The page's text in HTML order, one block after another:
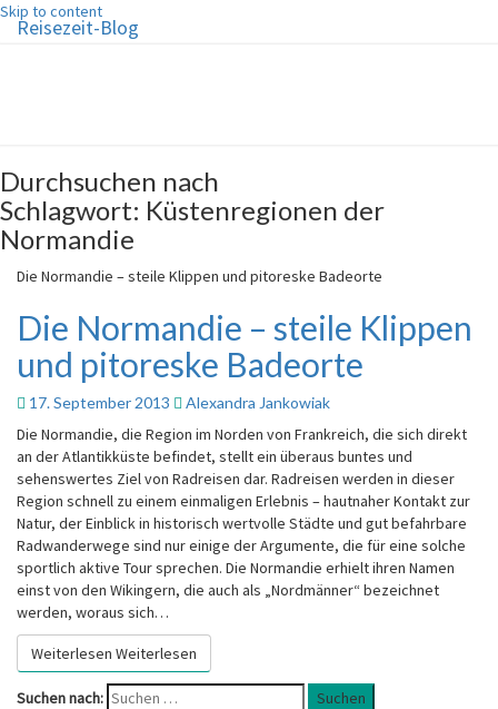
Skip to content
Reisezeit-Blog
Durchsuchen nach
Schlagwort: Küstenregionen der
Normandie
Die Normandie – steile Klippen und pitoreske Badeorte
Die Normandie – steile Klippen
und pitoreske Badeorte
17. September 2013 Alexandra Jankowiak
Die Normandie, die Region im Norden von Frankreich, die sich direkt
an der Atlantikküste befindet, stellt ein überaus buntes und
sehenswertes Ziel von Radreisen dar. Radreisen werden in dieser
Region schnell zu einem einmaligen Erlebnis – hautnaher Kontakt zur
Natur, der Einblick in historisch wertvolle Städte und gut befahrbare
Radwanderwege sind nur einige der Argumente, die für eine solche
sportlich aktive Tour sprechen. Die Normandie erhielt ihren Namen
einst von den Wikingern, die auch als „Nordmänner“ bezeichnet
werden, woraus sich…
Weiterlesen Weiterlesen
Suchen nach: Suchen